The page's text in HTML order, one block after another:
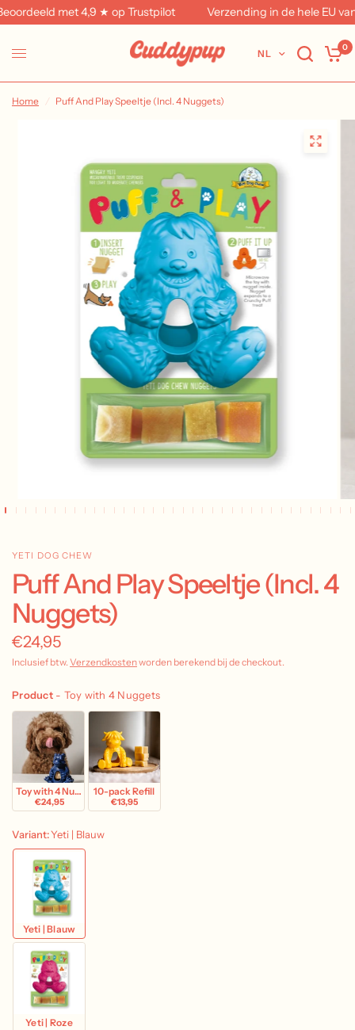
met 4,9 ★ op Trustpilot Verzending in de hele EU vanuit
NL
0
Home / Puff And Play Speeltje (Incl. 4 Nuggets)
YETI DOG CHEW
Puff And Play Speeltje (Incl. 4
Nuggets)
€24,95
Inclusief btw. Verzendkostenworden berekend bij de checkout.
Product - Toy with 4 Nuggets
Toy with 4 Nuggets
€24,95
10-pack Refill
€13,95
Variant:Yeti | Blauw
Yeti | Blauw
Yeti | Roze